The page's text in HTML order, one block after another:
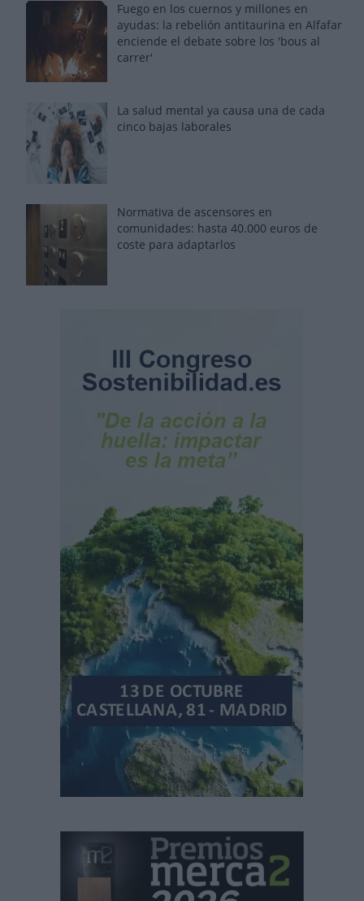
Fuego en los cuernos y millones en
ayudas: la rebelión antitaurina en Alfafar
enciende el debate sobre los 'bous al
carrer'
La salud mental ya causa una de cada
cinco bajas laborales
Normativa de ascensores en
comunidades: hasta 40.000 euros de
coste para adaptarlos